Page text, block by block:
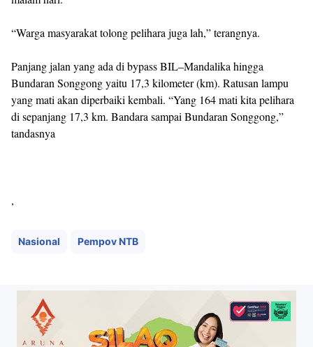
“Warga masyarakat tolong pelihara juga lah,” terangnya.
Panjang jalan yang ada di bypass BIL–Mandalika hingga
Bundaran Songgong yaitu 17,3 kilometer (km). Ratusan lampu
yang mati akan diperbaiki kembali. “Yang 164 mati kita pelihara
di sepanjang 17,3 km. Bandara sampai Bundaran Songgong,”
tandasnya
,
Nasional Pempov NTB